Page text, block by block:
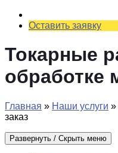
Оставить заявку
Токарные
обработке
Главная » Наши услуги »
заказ
Развернуть / Скрыть меню